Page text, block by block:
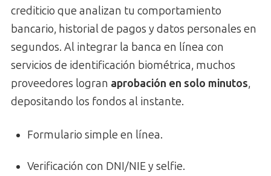
crediticio que analizan tu comportamiento
bancario, historial de pagos y datos personales en
segundos. Al integrar la banca en línea con
servicios de identificación biométrica, muchos
proveedores logran aprobación en solo minutos,
depositando los fondos al instante.
Formulario simple en línea.
Verificación con DNI/NIE y selfie.